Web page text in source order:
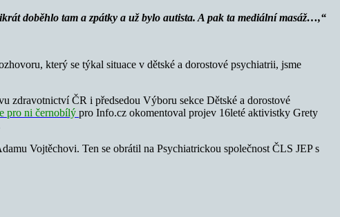
doběhlo tam a zpátky a už bylo autista. A pak ta mediální masáž…,“
který se týkal situace v dětské a dorostové psychiatrii, jsme
zdravotnictví ČR i předsedou Výboru sekce Dětské a dorostové
pro ni černobílý pro Info.cz okomentoval projev 16leté aktivistky Grety
Vojtěchovi. Ten se obrátil na Psychiatrickou společnost ČLS JEP s